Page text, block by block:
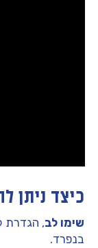
כיצד ניתן
שימו לב, הגדרת
בנפרד.